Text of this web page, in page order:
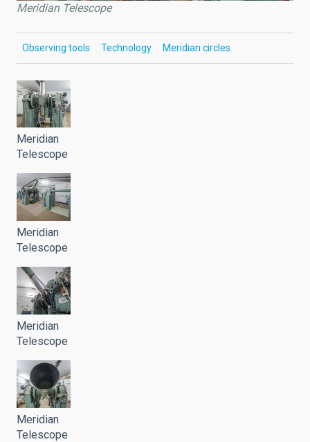
Meridian Telescope
Observing tools Technology Meridian circles
Meridian
Telescope
Meridian
Telescope
Meridian
Telescope
Meridian
Telescope